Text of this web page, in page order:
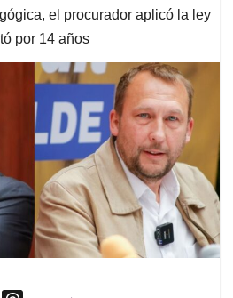
el procurador aplicó la ley
por 14 años